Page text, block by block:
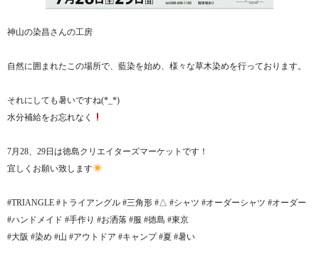
神山の染昌さんの工房
自然に囲まれたこの場所で、藍染を始め、様々な草木染めを行っております。
それにしても暑いですね(*_*)
水分補給をお忘れなく
7月28、29日は徳島クリエイターズマーケットです！
宜しくお願い致します
#TRIANGLE #トライアングル #三角形 #△ #シャツ #オーダーシャツ #オーダー
#ハンドメイド #手作り #お洒落 #服 #徳島 #東京
#大阪 #染め #山 #アウトドア #キャンプ #夏 #暑い